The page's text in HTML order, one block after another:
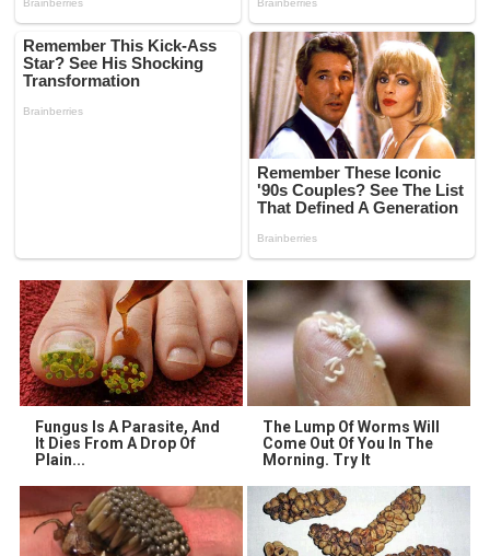
Fungus Is A Parasite, And
It Dies From A Drop Of
Plain...
The Lump Of Worms Will
Come Out Of You In The
Morning. Try It